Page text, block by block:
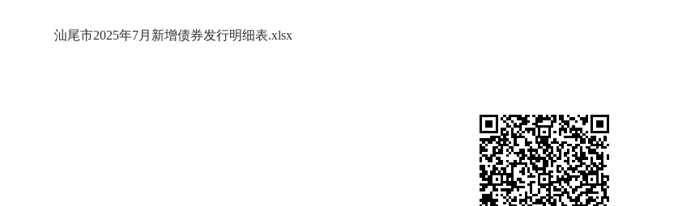
汕尾市2025年7月新增债券发行明细表.xlsx